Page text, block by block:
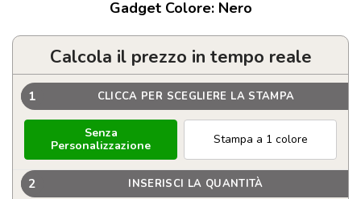
Gadget Colore: Nero
Calcola il prezzo in tempo reale
1 CLICCA PER SCEGLIERE LA STAMPA
Senza
Personalizzazione
Stampa a 1 colore
2 INSERISCI LA QUANTITÀ